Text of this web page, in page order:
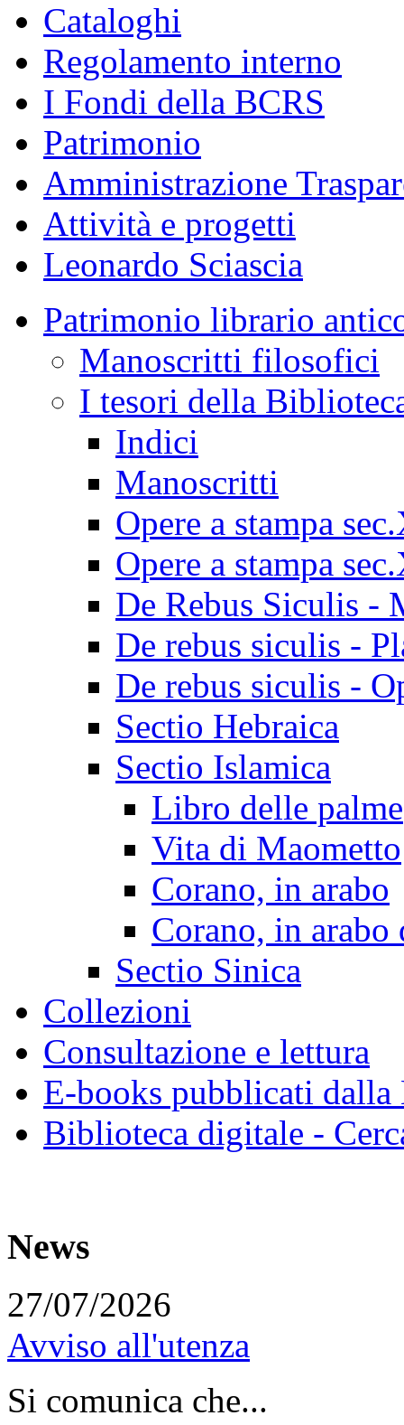
Cataloghi
Regolamento interno
I Fondi della BCRS
Patrimonio
Amministrazione
Attività e progetti
Leonardo Sciascia
Patrimonio librario
Manoscritti filosofici
I tesori della
Indici
Manoscritti
Opere a stampa
Opere a stampa
De Rebus Siculis -
De rebus siculis -
De rebus siculis -
Sectio Hebraica
Sectio Islamica
Libro delle palme
Vita di Maometto
Corano, in arabo
Corano, in
Sectio Sinica
Collezioni
Consultazione e lettura
E-books pubblicati dalla
Biblioteca digitale -
News
27/07/2026
Avviso all'utenza
Si comunica che...